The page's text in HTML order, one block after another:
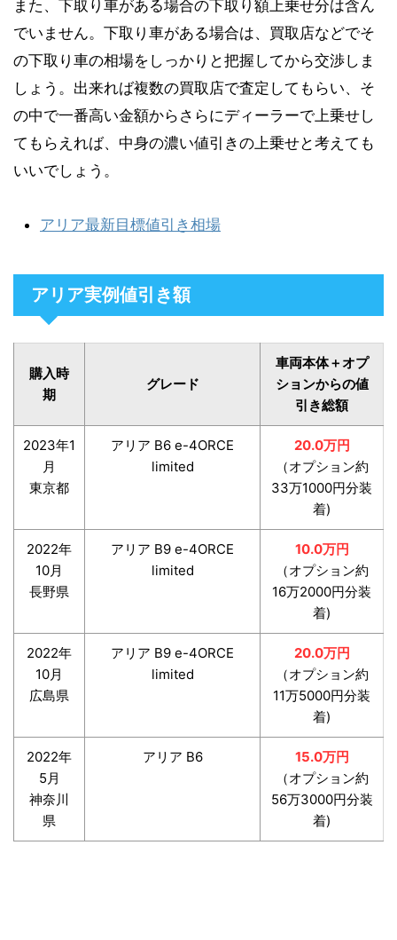
また、下取り車がある場合の下取り額上乗せ分は含ん
でいません。下取り車がある場合は、買取店などでそ
の下取り車の相場をしっかりと把握してから交渉しま
しょう。出来れば複数の買取店で査定してもらい、そ
の中で一番高い金額からさらにディーラーで上乗せし
てもらえれば、中身の濃い値引きの上乗せと考えても
いいでしょう。
アリア最新目標値引き相場
アリア実例値引き額
購入時
期
グレード
車両本体＋オプ
ションからの値
引き総額
2023年1
月
東京都
アリア B6 e-4ORCE
limited
20.0万円
（オプション約
33万1000円分装
着)
2022年
10月
長野県
アリア B9 e-4ORCE
limited
10.0万円
（オプション約
16万2000円分装
着)
2022年
10月
広島県
アリア B9 e-4ORCE
limited
20.0万円
（オプション約
11万5000円分装
着)
2022年
5月
神奈川
県
アリア B6
15.0万円
（オプション約
56万3000円分装
着)